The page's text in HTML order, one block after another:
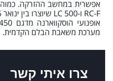
מערכת משאבת הבלם הקדמית.
צרו איתי קשר